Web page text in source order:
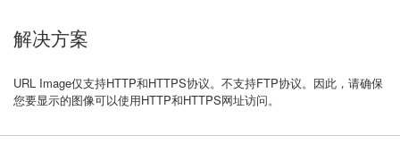
解决方案
URL Image仅支持HTTP和HTTPS协议。不支持FTP协议。因此，请确保
您要显示的图像可以使用HTTP和HTTPS网址访问。